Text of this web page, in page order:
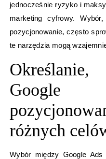
jednocześnie ryzyko i
marketing cyfrowy.
pozycjonowanie, często
te narzędzia mogą
różnych
Wybór między Google Ads